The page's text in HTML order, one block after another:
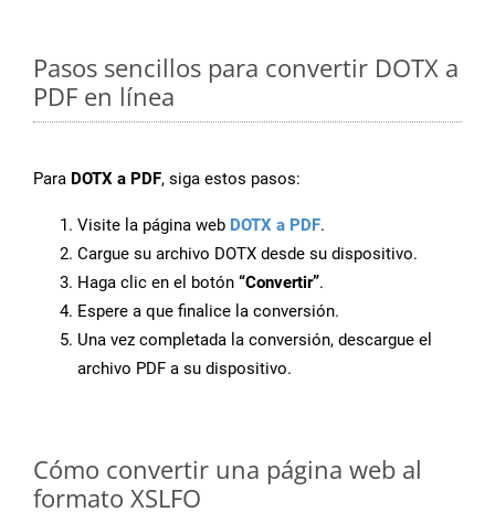
Pasos sencillos para convertir DOTX a
PDF en línea
Para DOTX a PDF, siga estos pasos:
Visite la página web DOTX a PDF.
Cargue su archivo DOTX desde su dispositivo.
Haga clic en el botón “Convertir”.
Espere a que finalice la conversión.
Una vez completada la conversión, descargue el
archivo PDF a su dispositivo.
Cómo convertir una página web al
formato XSLFO